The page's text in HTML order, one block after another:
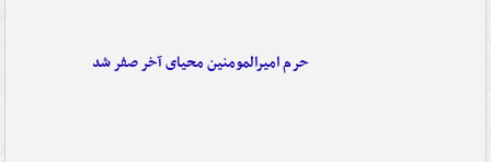
حرم امیرالمومنین محیای آخر صفر شد